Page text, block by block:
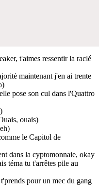
t'aimes ressentir la raclé
maintenant j'en ai trente
pose son cul dans l'Quattro
ouais)
le Capitol de
dans la cyptomonnaie, okay
téma tu t'arrêtes pile au
pour un mec du gang